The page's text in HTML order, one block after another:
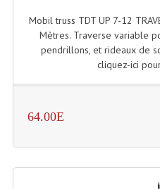
Filtres
Haut-Parleurs
Platines
Mobil truss TDT UP 7-12
Mètres. Traverse variable
pendrillons, et rideaux de
cliquez-ici
64.00E